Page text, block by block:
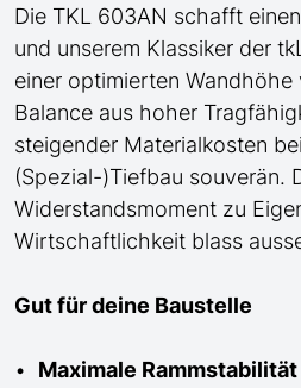
Die TKL 603AN schafft
und unserem Klassiker der
einer optimierten
Balance aus hoher
steigender Materialkosten
(Spezial-)Tiefbau souverän.
Widerstandsmoment zu
Wirtschaftlichkeit blass
Gut für deine Baustelle
Maximale Rammstabilität